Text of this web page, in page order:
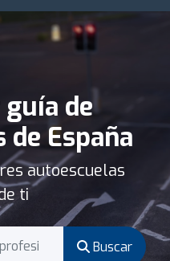
de
España
autoescuelas
ti
Buscar